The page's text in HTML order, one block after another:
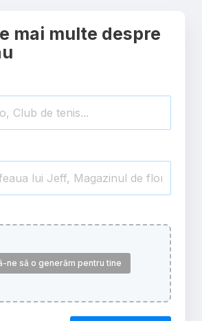
mai multe despre
ne să o generăm pentru tine